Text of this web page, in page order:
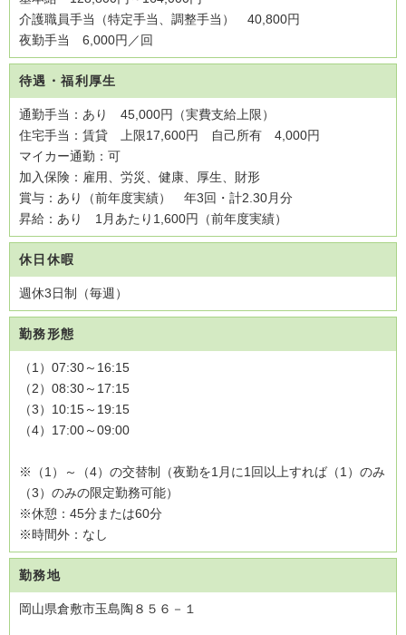
介護職員手当（特定手当、調整手当） 40,800円
夜勤手当 6,000円／回
待遇・福利厚生
通勤手当：あり 45,000円（実費支給上限）
住宅手当：賃貸 上限17,600円 自己所有 4,000円
マイカー通勤：可
加入保険：雇用、労災、健康、厚生、財形
賞与：あり（前年度実績） 年3回・計2.30月分
昇給：あり 1月あたり1,600円（前年度実績）
休日休暇
週休3日制（毎週）
勤務形態
（1）07:30～16:15
（2）08:30～17:15
（3）10:15～19:15
（4）17:00～09:00
※（1）～（4）の交替制（夜勤を1月に1回以上すれば（1）のみ
（3）のみの限定勤務可能）
※休憩：45分または60分
※時間外：なし
勤務地
岡山県倉敷市玉島陶８５６－１